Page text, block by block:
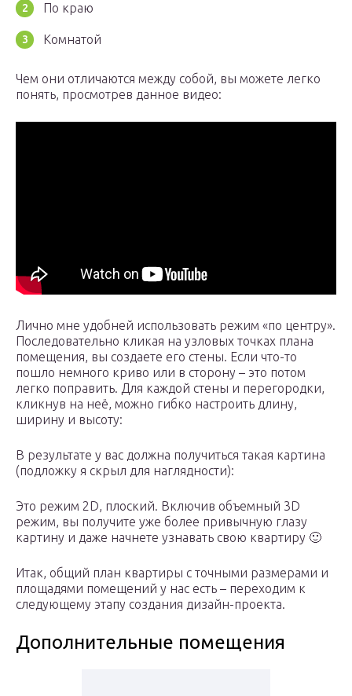
По краю
Комнатой
Чем они отличаются между собой, вы можете легко
понять, просмотрев данное видео:
Лично мне удобней использовать режим «по центру».
Последовательно кликая на узловых точках плана
помещения, вы создаете его стены. Если что-то
пошло немного криво или в сторону – это потом
легко поправить. Для каждой стены и перегородки,
кликнув на неё, можно гибко настроить длину,
ширину и высоту:
В результате у вас должна получиться такая картина
(подложку я скрыл для наглядности):
Это режим 2D, плоский. Включив объемный 3D
режим, вы получите уже более привычную глазу
картину и даже начнете узнавать свою квартиру 🙂
Итак, общий план квартиры с точными размерами и
площадями помещений у нас есть – переходим к
следующему этапу создания дизайн-проекта.
Дополнительные помещения